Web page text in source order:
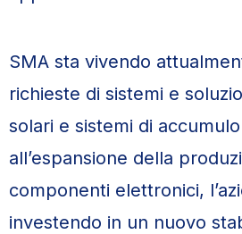
SMA sta vivendo
richieste di sistemi e
solari e sistemi di
all’espansione della
componenti elettronici,
investendo in un nuovo